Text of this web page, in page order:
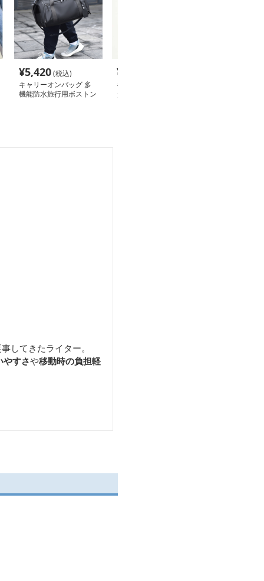
¥5,420(税込)
キャリーオンバッグ 多
機能防水旅行用ボストン
¥
キャリーオンバッグ モ
ダン防水ボストンバッグ
してきたライター。
やすさや移動時の負担軽